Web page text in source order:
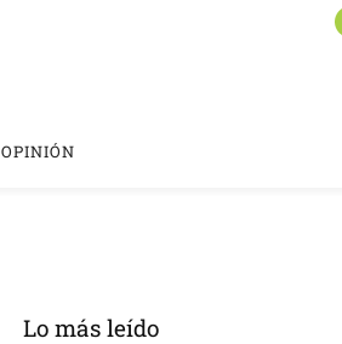
OPINIÓN
Lo más leído